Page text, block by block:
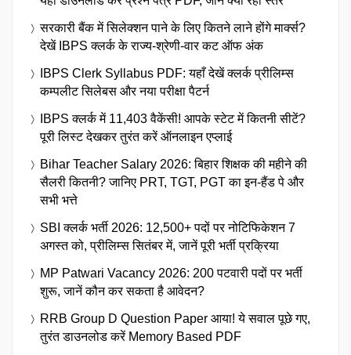
सरकारी बैंक में सिलेक्शन पाने के लिए कितने लाने होंगे मार्क्स?
देखें IBPS क्लर्क के राज्य-श्रेणी-वार कट ऑफ अंक
IBPS Clerk Syllabus PDF: यहाँ देखें क्लर्क प्रीलिम्स
कम्पलीट सिलेबस और नया परीक्षा पैटर्न
IBPS क्लर्क में 11,403 वैकेंसी! आपके स्टेट में कितनी सीटें?
पूरी लिस्ट देखकर तुरंत करें ऑनलाइन एप्लाई
Bihar Teacher Salary 2026: बिहार शिक्षक की महीने की
सैलरी कितनी? जानिए PRT, TGT, PGT का इन-हैंड पे और
सभी भत्ते
SBI क्लर्क भर्ती 2026: 12,500+ पदों पर नोटिफिकेशन 7
अगस्त को, प्रीलिम्स सितंबर में, जानें पूरी भर्ती प्रक्रिया
MP Patwari Vacancy 2026: 200 पटवारी पदों पर भर्ती
शुरू, जानें कौन कर सकता है आवेदन?
RRB Group D Question Paper आया! ये सवाल पूछे गए,
तुरंत डाउनलोड करें Memory Based PDF